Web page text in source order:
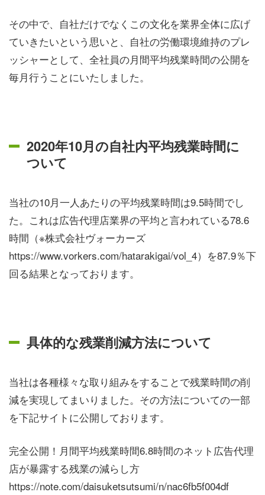
その中で、自社だけでなくこの文化を業界全体に広げ
ていきたいという思いと、自社の労働環境維持のプレ
ッシャーとして、全社員の月間平均残業時間の公開を
毎月行うことにいたしました。
2020年10月の自社内平均残業時間に
ついて
当社の10月一人あたりの平均残業時間は9.5時間でし
た。これは広告代理店業界の平均と言われている78.6
時間（※株式会社ヴォーカーズ
https://www.vorkers.com/hatarakigai/vol_4）を87.9％下
回る結果となっております。
具体的な残業削減方法について
当社は各種様々な取り組みをすることで残業時間の削
減を実現してまいりました。その方法についての一部
を下記サイトに公開しております。
完全公開！月間平均残業時間6.8時間のネット広告代理
店が暴露する残業の減らし方
https://note.com/daisuketsutsumi/n/nac6fb5f004df